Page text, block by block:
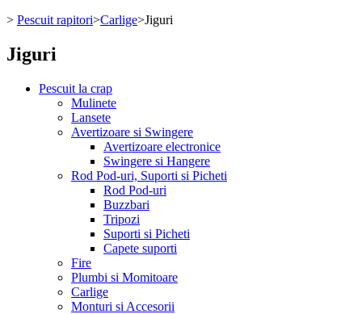
> Pescuit rapitori>Carlige>Jiguri
Jiguri
Pescuit la crap
Mulinete
Lansete
Avertizoare si Swingere
Avertizoare electronice
Swingere si Hangere
Rod Pod-uri, Suporti si Picheti
Rod Pod-uri
Buzzbari
Tripozi
Suporti si Picheti
Capete suporti
Fire
Plumbi si Momitoare
Carlige
Monturi si Accesorii